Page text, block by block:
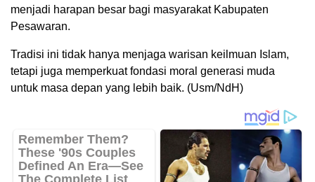
menjadi harapan besar bagi masyarakat Kabupaten
Pesawaran.
Tradisi ini tidak hanya menjaga warisan keilmuan Islam,
tetapi juga memperkuat fondasi moral generasi muda
untuk masa depan yang lebih baik. (Usm/NdH)